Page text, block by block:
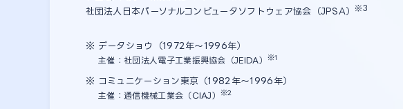
社団法人日本パーソナルコンピュータソフトウェア協会（JPSA）※3
※ データショウ（1972年～1996年）
主催：社団法人電子工業振興協会（JEIDA）※1
※ コミュニケーション東京（1982年～1996年）
主催：通信機械工業会（CIAJ）※2